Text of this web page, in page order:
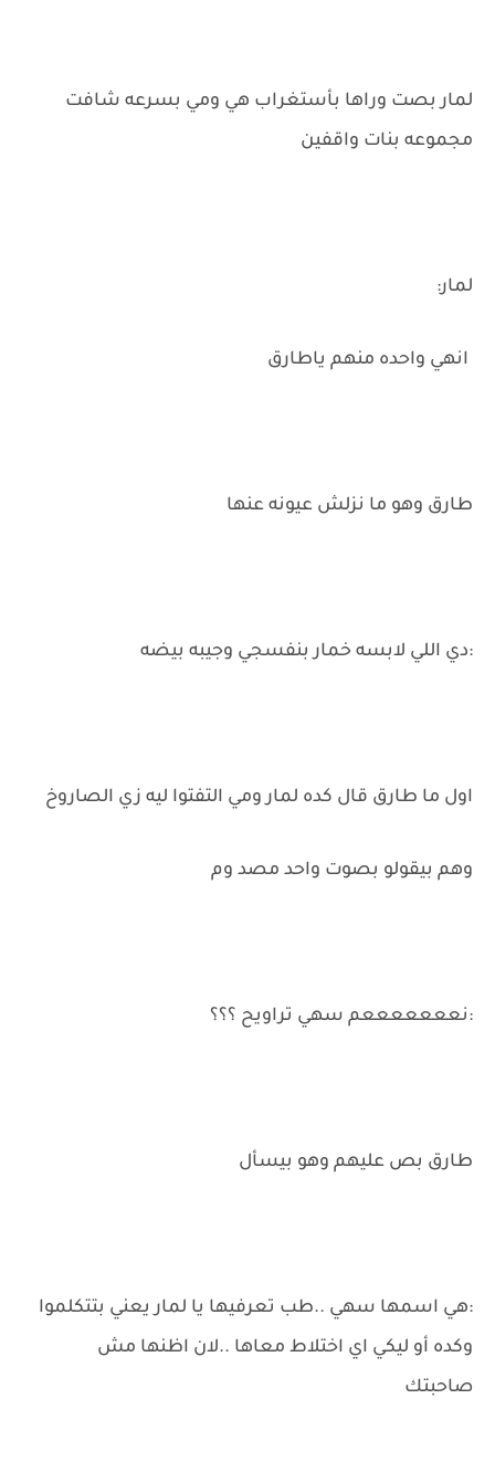
لمار بصت وراها بأستغراب هي ومي بسرعه شافت
مجموعه بنات واقفين
لمار:
انهي واحده منهم ياطارق
طارق وهو ما نزلش عيونه عنها
:دي اللي لابسه خمار بنفسجي وجيبه بيضه
اول ما طارق قال كده لمار ومي التفتوا ليه زي الصاروخ
وهم بيقولو بصوت واحد مصد وم
:نعععععععم سهي تراويح ؟؟؟
طارق بص عليهم وهو بيسأل
:هي اسمها سهي ..طب تعرفيها يا لمار يعني بتتكلموا
وكده أو ليكي اي اختلاط معاها ..لان اظنها مش
صاحبتك